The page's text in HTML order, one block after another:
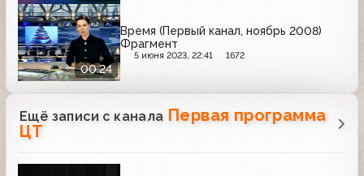
00:24
Время (Первый канал, ноябрь 2008)
Фрагмент
5 июня 2023, 22:41 1672
Ещё записи с канала Первая программа
ЦТ